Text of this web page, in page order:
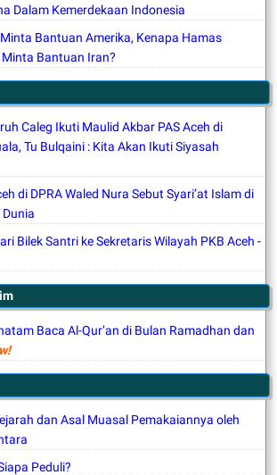
Dalam Kemerdekaan Indonesia
Bantuan Amerika, Kenapa Hamas
Bantuan Iran?
Caleg Ikuti Maulid Akbar PAS Aceh di
Tu Bulqaini : Kita Akan Ikuti Siyasah
di DPRA Waled Nura Sebut Syari’at Islam di
Bilek Santri ke Sekretaris Wilayah PKB Aceh -
Baca Al-Qur’an di Bulan Ramadhan dan
dan Asal Muasal Pemakaiannya oleh
Peduli?